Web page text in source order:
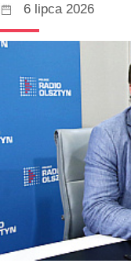
6 lipca 2026